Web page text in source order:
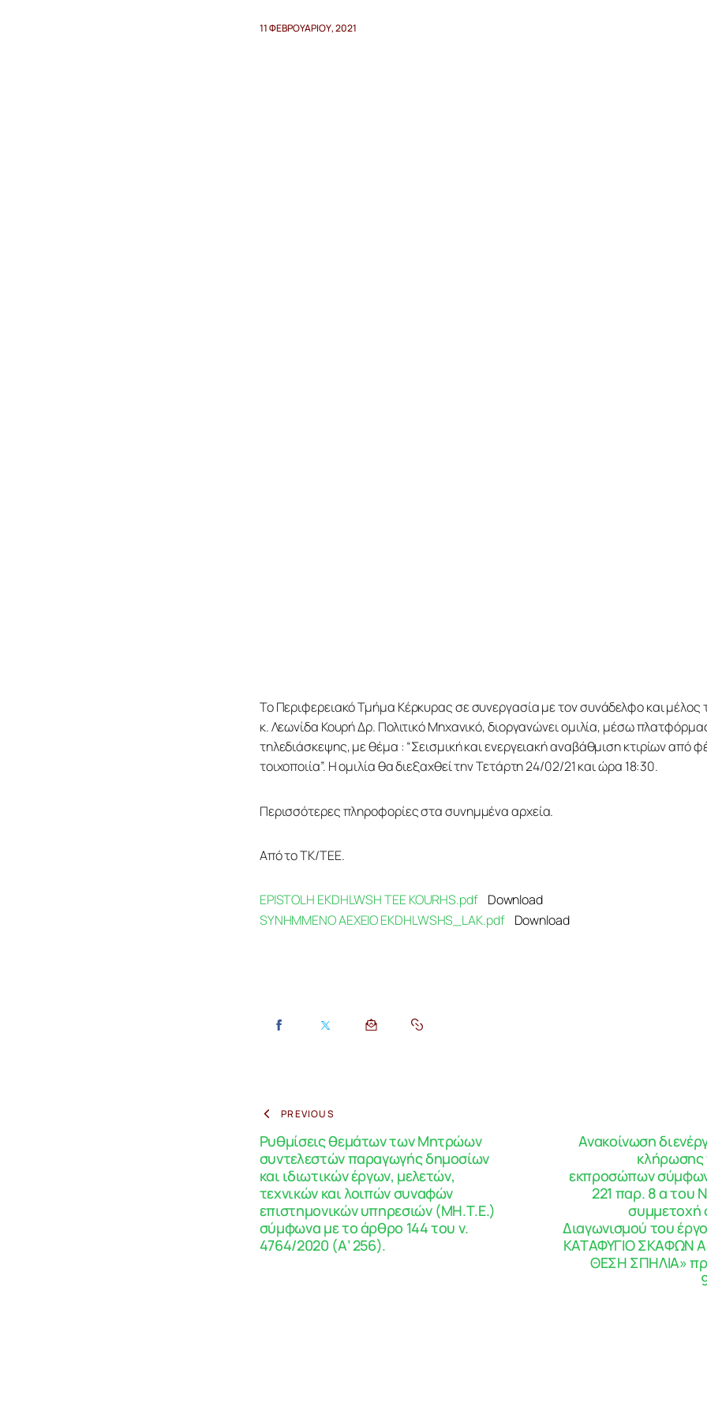
11 ΦΕΒΡΟΥΑΡΊΟΥ, 2021
Το Περιφερειακό Τμήμα Κέρκυρας σε συνεργασία με τον συνάδελφο και
κ. Λεωνίδα Κουρή Δρ. Πολιτικό Μηχανικό, διοργανώνει ομιλία, μέσω
τηλεδιάσκεψης, με θέμα : “Σεισμική και ενεργειακή αναβάθμιση κτιρίων από
τοιχοποιία”. Η ομιλία θα διεξαχθεί την Τετάρτη 24/02/21 και ώρα 18:30.
Περισσότερες πληροφορίες στα συνημμένα αρχεία.
Από το ΤΚ/ΤΕΕ.
EPISTOLH EKDHLWSH TEE KOURHS.pdf
Download
SYNHMMENO AEXEIO EKDHLWSHS_LAK.pdf
Download
PREVIOUS
Ρυθμίσεις θεμάτων των Μητρώων
συντελεστών παραγωγής δημοσίων
και ιδιωτικών έργων, μελετών,
τεχνικών και λοιπών συναφών
επιστημονικών υπηρεσιών (ΜΗ.Τ.Ε.)
σύμφωνα με το άρθρο 144 του ν.
4764/2020 (Α’ 256).
Ανακοίνωση
κλήρωσης
εκπροσώπων
221 παρ. 8 α του
συμμετοχή
Διαγωνισμού του
ΚΑΤΑΦΥΓΙΟ ΣΚΑΦΩΝ
ΘΕΣΗ ΣΠΗΛΙΑ»